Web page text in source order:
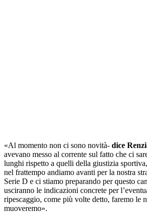
«Al momento non ci sono novità- dice Renzi
avevano messo al corrente sul fatto che ci
lunghi rispetto a quelli della giustizia
nel frattempo andiamo avanti per la nostra
Serie D e ci stiamo preparando per questo
usciranno le indicazioni concrete per
ripescaggio, come più volte detto, faremo le
muoveremo».